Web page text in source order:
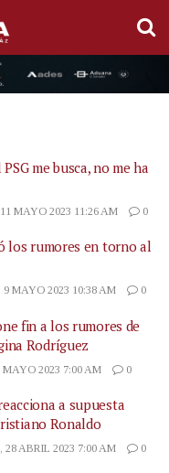
me busca, no me ha
MAYO 2023 11:26 AM 0
los rumores en torno al
MAYO 2023 10:38 AM 0
fin a los rumores de
Rodríguez
2023 7:00 AM 0
a supuesta
Ronaldo
28 ABRIL 2023 7:00 AM 0